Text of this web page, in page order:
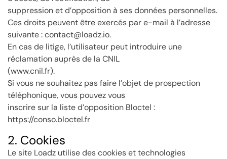
suppression et d’opposition à ses données personnelles.
Ces droits peuvent être exercés par e-mail à l’adresse
suivante : contact@loadz.io.
En cas de litige, l’utilisateur peut introduire une
réclamation auprès de la CNIL
(www.cnil.fr).
Si vous ne souhaitez pas faire l’objet de prospection
téléphonique, vous pouvez vous
inscrire sur la liste d’opposition Bloctel :
https://conso.bloctel.fr
2. Cookies
Le site Loadz utilise des cookies et technologies